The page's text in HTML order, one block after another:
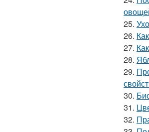
25.
26.
27.
28.
29.
30.
31.
32.